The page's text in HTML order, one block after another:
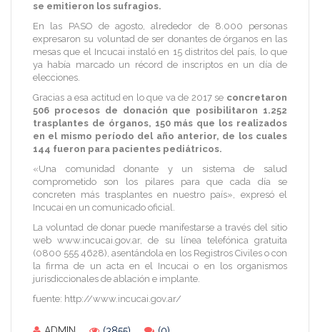
se emitieron los sufragios.
En las PASO de agosto, alrededor de 8.000 personas
expresaron su voluntad de ser donantes de órganos en las
mesas que el Incucai instaló en 15 distritos del país, lo que
ya había marcado un récord de inscriptos en un día de
elecciones.
Gracias a esa actitud en lo que va de 2017 se concretaron
506 procesos de donación que posibilitaron 1.252
trasplantes de órganos, 150 más que los realizados
en el mismo período del año anterior, de los cuales
144 fueron para pacientes pediátricos.
«Una comunidad donante y un sistema de salud
comprometido son los pilares para que cada día se
concreten más trasplantes en nuestro país», expresó el
Incucai en un comunicado oficial.
La voluntad de donar puede manifestarse a través del sitio
web www.incucai.gov.ar, de su línea telefónica gratuita
(0800 555 4628), asentándola en los Registros Civiles o con
la firma de un acta en el Incucai o en los organismos
jurisdiccionales de ablación e implante.
fuente: http://www.incucai.gov.ar/